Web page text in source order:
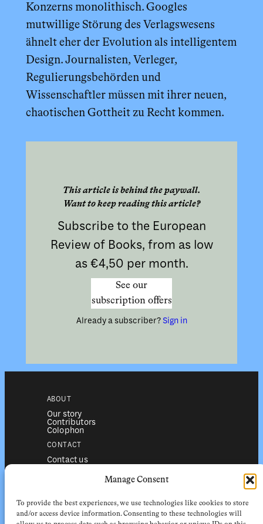
Manage Consent
To provide the best experiences, we use technologies like cookies to store
and/or access device information. Consenting to these technologies will
Konzerns monolithisch. Googles
mutwillige Störung des Verlagswesens
ähnelt eher der Evolution als intelligentem
Design. Journalisten, Verleger,
Regulierungsbehörden und
Wissenschaftler müssen mit ihrer neuen,
chaotischen Gottheit zu Recht kommen.
This article is behind the paywall.
Want to keep reading this article?
Subscribe to the European
Review of Books, from as low
as €4,50 per month.
See our
subscription offers
Already a subscriber? Sign in
ABOUT
Our story
Contributors
Colophon
CONTACT
Contact us
Subscriptions
Institutional subscriptions
Shop